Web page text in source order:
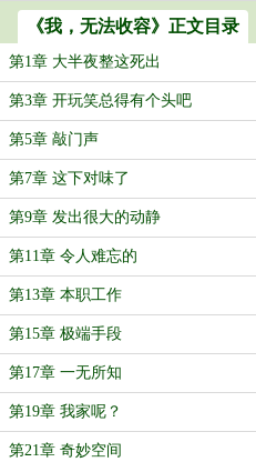
《我，无法收容》正文目录
第1章 大半夜整这死出
第3章 开玩笑总得有个头吧
第5章 敲门声
第7章 这下对味了
第9章 发出很大的动静
第11章 令人难忘的
第13章 本职工作
第15章 极端手段
第17章 一无所知
第19章 我家呢？
第21章 奇妙空间